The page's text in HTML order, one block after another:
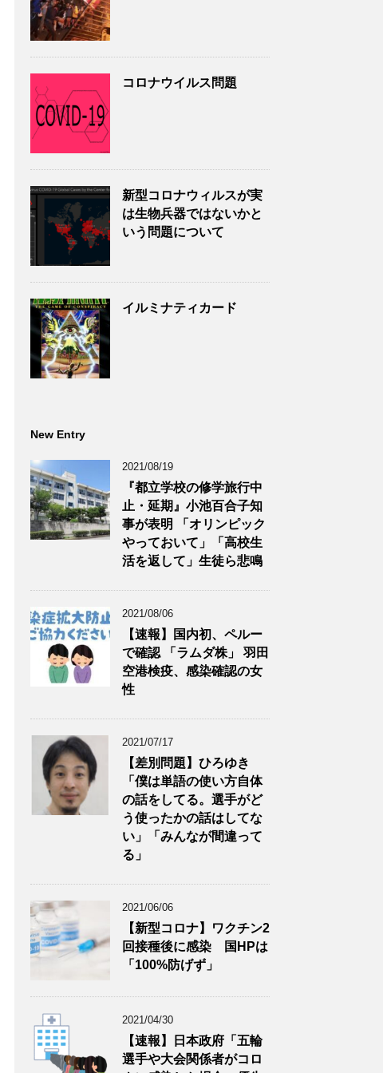
コロナウイルス問題
新型コロナウィルスが実
は生物兵器ではないかと
いう問題について
イルミナティカード
New Entry
2021/08/19
『都立学校の修学旅行中
止・延期』小池百合子知
事が表明 「オリンピック
やっておいて」「高校生
活を返して」生徒ら悲鳴
2021/08/06
【速報】国内初、ペルー
で確認 「ラムダ株」 羽田
空港検疫、感染確認の女
性
2021/07/17
【差別問題】ひろゆき
「僕は単語の使い方自体
の話をしてる。選手がど
う使ったかの話はしてな
い」「みんなが間違って
る」
2021/06/06
【新型コロナ】ワクチン2
回接種後に感染 国HPは
「100%防げず」
2021/04/30
【速報】日本政府「五輪
選手や大会関係者がコロ